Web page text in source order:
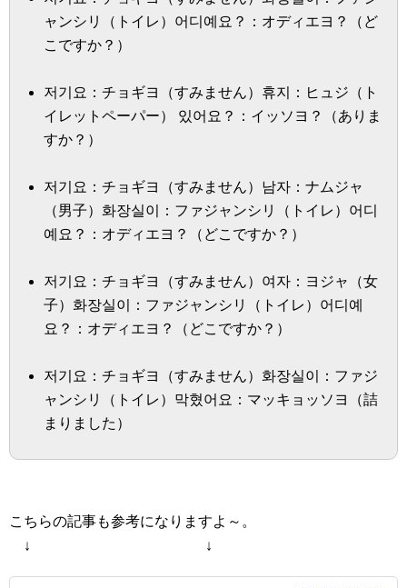
ャンシリ（トイレ）어디예요？：オディエヨ？（ど
こですか？）
저기요：チョギヨ（すみません）휴지：ヒュジ（ト
イレットペーパー） 있어요？：イッソヨ？（ありま
すか？）
저기요：チョギヨ（すみません）남자：ナムジャ
（男子）화장실이：ファジャンシリ（トイレ）어디
예요？：オディエヨ？（どこですか？）
저기요：チョギヨ（すみません）여자：ヨジャ（女
子）화장실이：ファジャンシリ（トイレ）어디예
요？：オディエヨ？（どこですか？）
저기요：チョギヨ（すみません）화장실이：ファジ
ャンシリ（トイレ）막혔어요：マッキョッソヨ（詰
まりました）
こちらの記事も参考になりますよ～。
↓ ↓